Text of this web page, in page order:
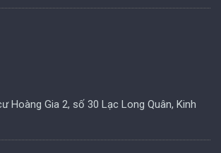
Hoàng Gia 2, số 30 Lạc Long Quân, Kinh